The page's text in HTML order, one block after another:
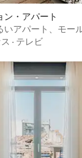
ン・アパート
いアパート、モー
· テレビ